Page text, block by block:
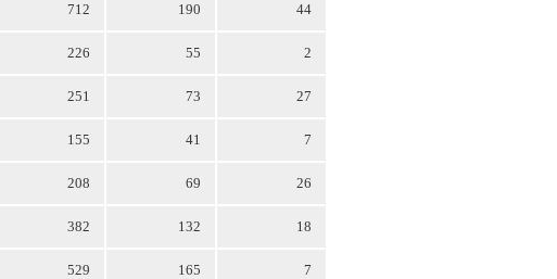
712 190 44
226 55 2
251 73 27
155 41 7
208 69 26
382 132 18
529 165 7